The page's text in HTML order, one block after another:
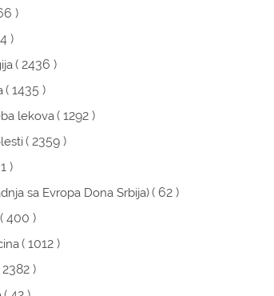
)
)
( 2436 )
( 1435 )
lekova( 1292 )
( 2359 )
)
sa Evropa Dona Srbija)( 62 )
( 400 )
( 1012 )
2382 )